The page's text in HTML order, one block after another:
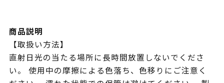
商品説明
【取扱い方法】
直射日光の当たる場所に長時間放置しないでくださ
い。 使用中の摩擦による色落ち、色移りにご注意く